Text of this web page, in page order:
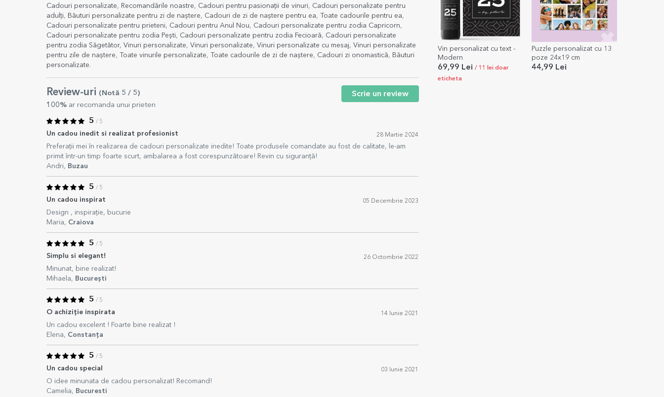
Vin personalizat cu text -
Modern
69,99 Lei / 11 lei doar
eticheta
Puzzle personalizat cu 13
poze 24x19 cm
44,99 Lei
Cadouri personalizate, Recomandările noastre, Cadouri pentru pasionații de vinuri, Cadouri personalizate pentru
adulți, Băuturi personalizate pentru zi de naștere, Cadouri de zi de naștere pentru ea, Toate cadourile pentru ea,
Cadouri personalizate pentru prieteni, Cadouri pentru Anul Nou, Cadouri personalizate pentru zodia Capricorn,
Cadouri personalizate pentru zodia Pești, Cadouri personalizate pentru zodia Fecioară, Cadouri personalizate
pentru zodia Săgetător, Vinuri personalizate, Vinuri personalizate, Vinuri personalizate cu mesaj, Vinuri personalizate
pentru zile de naștere, Toate vinurile personalizate, Toate cadourile de zi de naștere, Cadouri zi onomastică, Băuturi
personalizate.
Review-uri (Notă 5 / 5)
100% ar recomanda unui prieten
Scrie un review
5 / 5
Un cadou inedit si realizat profesionist 28 Martie 2024
Preferații mei în realizarea de cadouri personalizate inedite! Toate produsele comandate au fost de calitate, le-am
primit într-un timp foarte scurt, ambalarea a fost corespunzătoare! Revin cu siguranță!
Andri, Buzau
5 / 5
Un cadou inspirat 05 Decembrie 2023
Design , inspirație, bucurie
Maria, Craiova
5 / 5
Simplu si elegant! 26 Octombrie 2022
Minunat, bine realizat!
Mihaela, București
5 / 5
O achiziție inspirata 14 Iunie 2021
Un cadou excelent ! Foarte bine realizat !
Elena, Constanța
5 / 5
Un cadou special 03 Iunie 2021
O idee minunata de cadou personalizat! Recomand!
Camelia, Bucuresti